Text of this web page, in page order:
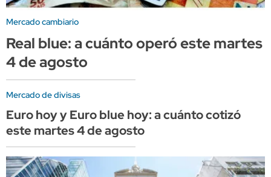
Mercado cambiario
Real blue: a cuánto operó este martes
4 de agosto
Mercado de divisas
Euro hoy y Euro blue hoy: a cuánto cotizó
este martes 4 de agosto